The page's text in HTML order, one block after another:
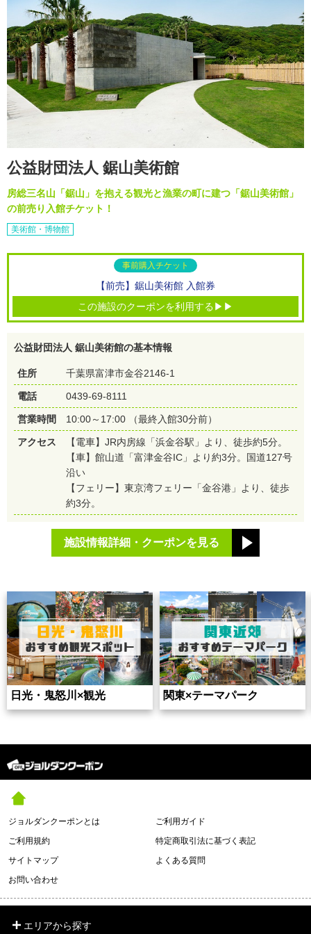
公益財団法人 鋸山美術館
房総三名山「鋸山」を抱える観光と漁業の町に建つ「鋸山美術館」
の前売り入館チケット！
美術館・博物館
事前購入チケット
【前売】鋸山美術館 入館券
この施設のクーポンを利用する▶▶
公益財団法人 鋸山美術館の基本情報
住所 千葉県富津市金谷2146-1
電話 0439-69-8111
営業時間 10:00～17:00 （最終入館30分前）
アクセス
【電車】JR内房線「浜金谷駅」より、徒歩約5分。
【車】館山道「富津金谷IC」より約3分。国道127号
沿い
【フェリー】東京湾フェリー「金谷港」より、徒歩
約3分。
施設情報詳細・クーポンを見る
日光・鬼怒川×観光 関東×テーマパーク
ジョルダンクーポンとは
ご利用ガイド
ご利用規約
特定商取引法に基づく表記
サイトマップ
よくある質問
お問い合わせ
エリアから探す